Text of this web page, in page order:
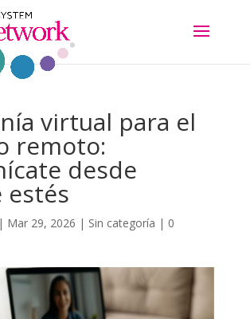
virtual para el
remoto:
desde
estés
| Mar 29, 2026 | Sin categoría | 0